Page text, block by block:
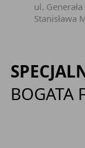
ul. Generała
Stanisława
BOGATA